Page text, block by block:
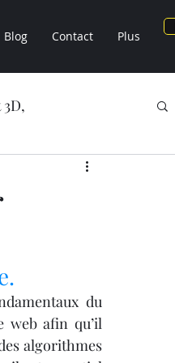
Blog Contact Plus
NOS OBJETS 3D
du
web afin qu’il
algorithmes